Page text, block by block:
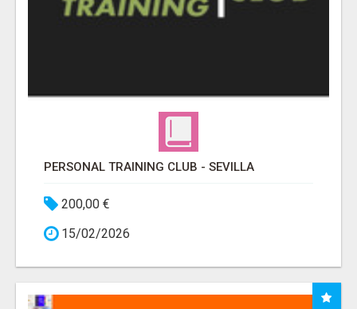
PERSONAL TRAINING CLUB - SEVILLA
200,00 €
15/02/2026